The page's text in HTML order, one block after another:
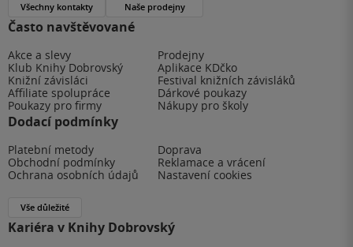
Často navštěvované
Akce a slevy
Prodejny
Klub Knihy Dobrovský
Aplikace KDčko
Knižní závisláci
Festival knižních závisláků
Affiliate spolupráce
Dárkové poukazy
Poukazy pro firmy
Nákupy pro školy
Dodací podmínky
Platební metody
Doprava
Obchodní podmínky
Reklamace a vrácení
Ochrana osobních údajů
Nastavení cookies
Vše důležité
Kariéra v Knihy Dobrovský
Všechny kontakty Naše prodejny